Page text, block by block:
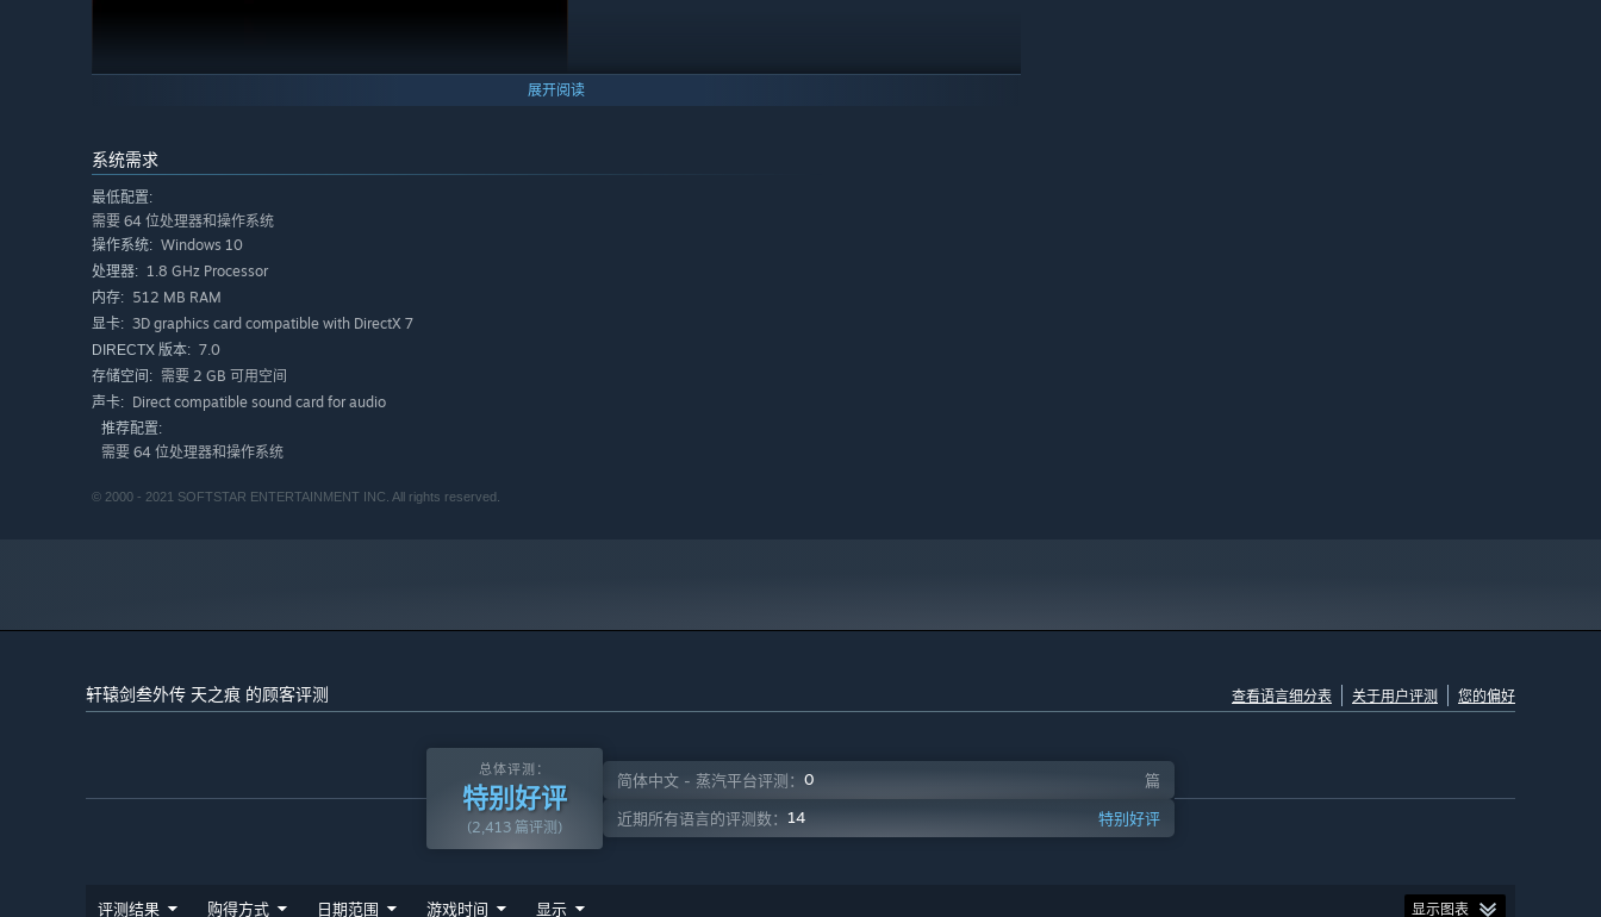
五行相生相克
本作中的属性系统来自中国传统的五行相生相克概念，即「金、木、水、火、土」。所有的人物、敌人都具备至少一种属性，
每一种法术也对应一种属性。根据五行生克，法术造成的效果大有不同。若属性相克，可造成更大的伤害，如果属性相生，反
会回复对象生命。
可爱的符鬼小帮手
在本作中，新加入了符鬼系统。符鬼共五种（金、木、水、火、土），在游戏战斗中出现，不受敌方攻击，但可以攻击敌方。
玩家可以通过炼妖壶捕捉怪兽喂养符鬼，还可让符鬼学习怪物的各种技能。另外，
2种战斗界面自由切换 全面支援控制器
惯自由切换。
展开阅读
系统需求
最低配置:
需要 64 位处理器和操作系统
操作系统: Windows 10
处理器: 1.8 GHz Processor
内存: 512 MB RAM
显卡: 3D graphics card compatible with DirectX 7
DIRECTX 版本: 7.0
存储空间: 需要 2 GB 可用空间
声卡: Direct compatible sound card for audio
推荐配置:
需要 64 位处理器和操作系统
© 2000 - 2021 SOFTSTAR ENTERTAINMENT INC. All rights reserved.
轩辕剑叁外传 天之痕 的顾客评测 查看语言细分表 关于用户评测 您的偏好
总体评测：
特别好评
(2,413 篇评测)
简体中文 - 蒸汽平台评测： 0
篇
近期所有语言的评测数： 14 特别好评
评测结果 购得方式 日期范围 游戏时间 显示 显示图表